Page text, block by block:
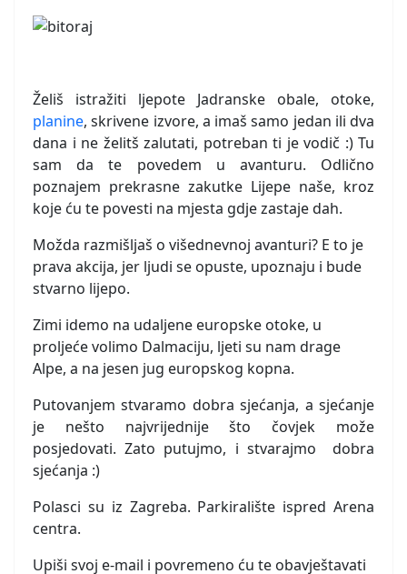
Želiš istražiti ljepote Jadranske obale, otoke,
planine, skrivene izvore, a imaš samo jedan ili dva
dana i ne želitš zalutati, potreban ti je vodič :) Tu
sam da te povedem u avanturu. Odlično
poznajem prekrasne zakutke Lijepe naše, kroz
koje ću te povesti na mjesta gdje zastaje dah.
Možda razmišljaš o višednevnoj avanturi? E to je
prava akcija, jer ljudi se opuste, upoznaju i bude
stvarno lijepo.
Zimi idemo na udaljene europske otoke, u
proljeće volimo Dalmaciju, ljeti su nam drage
Alpe, a na jesen jug europskog kopna.
Putovanjem stvaramo dobra sjećanja, a sjećanje
je nešto najvrijednije što čovjek može
posjedovati. Zato putujmo, i stvarajmo dobra
sjećanja :)
Polasci su iz Zagreba. Parkiralište ispred Arena
centra.
Upiši svoj e-mail i povremeno ću te obavještavati